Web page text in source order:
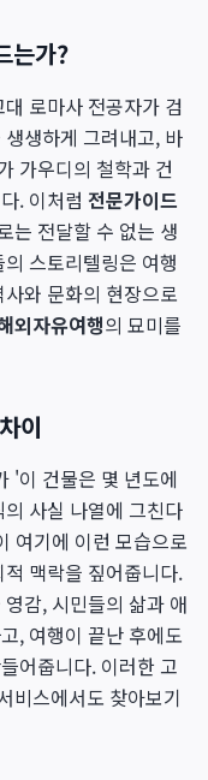
는가?
로마사 전공자가 검
생하게 그려내고, 바
가우디의 철학과 건
. 이처럼 전문가이드
는 전달할 수 없는 생
스토리텔링은 여행
와 문화의 현장으로
외자유여행의 묘미를
이
'이 건물은 몇 년도에
사실 나열에 그친다
여기에 이런 모습으로
맥락을 짚어줍니다.
감, 시민들의 삶과 애
, 여행이 끝난 후에도
어줍니다. 이러한 고
비스에서도 찾아보기